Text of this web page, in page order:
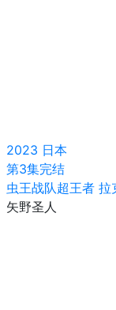
2023 日本
第3集完结
虫王战队超王者
矢野圣人